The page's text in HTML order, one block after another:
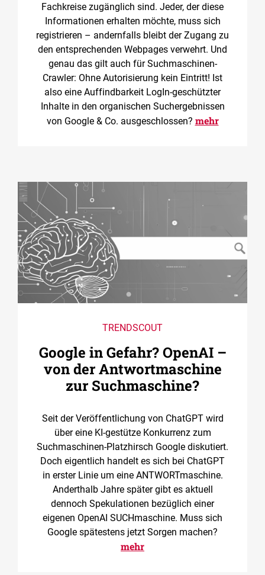
Fachkreise zugänglich sind. Jeder, der diese
Informationen erhalten möchte, muss sich
registrieren – andernfalls bleibt der Zugang zu
den entsprechenden Webpages verwehrt. Und
genau das gilt auch für Suchmaschinen-
Crawler: Ohne Autorisierung kein Eintritt! Ist
also eine Auffindbarkeit LogIn-geschützter
Inhalte in den organischen Suchergebnissen
von Google & Co. ausgeschlossen? mehr
TRENDSCOUT
Google in Gefahr? OpenAI –
von der Antwortmaschine
zur Suchmaschine?
Seit der Veröffentlichung von ChatGPT wird
über eine KI-gestütze Konkurrenz zum
Suchmaschinen-Platzhirsch Google diskutiert.
Doch eigentlich handelt es sich bei ChatGPT
in erster Linie um eine ANTWORTmaschine.
Anderthalb Jahre später gibt es aktuell
dennoch Spekulationen bezüglich einer
eigenen OpenAI SUCHmaschine. Muss sich
Google spätestens jetzt Sorgen machen?
mehr